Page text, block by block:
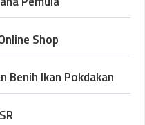
Shop
Benih Ikan Pokdakan